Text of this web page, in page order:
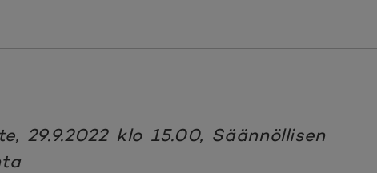
29.9.2022 klo 15.00, Säännöllisen